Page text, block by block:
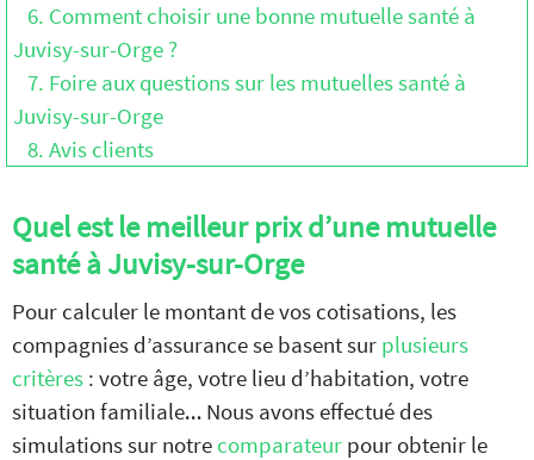
6. Comment choisir une bonne mutuelle santé à
Juvisy-sur-Orge ?
7. Foire aux questions sur les mutuelles santé à
Juvisy-sur-Orge
8. Avis clients
Quel est le meilleur prix d’une mutuelle
santé à Juvisy-sur-Orge
Pour calculer le montant de vos cotisations, les
compagnies d’assurance se basent sur plusieurs
critères : votre âge, votre lieu d’habitation, votre
situation familiale… Nous avons effectué des
simulations sur notre comparateur pour obtenir le